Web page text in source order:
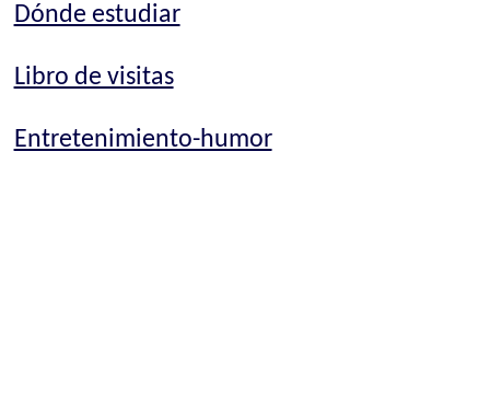
Dónde estudiar
Libro de visitas
Entretenimiento-humor